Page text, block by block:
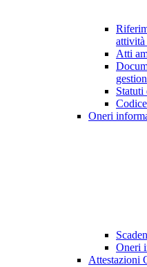
attività
Atti
Statuti
Oneri
Oneri
Attestazioni